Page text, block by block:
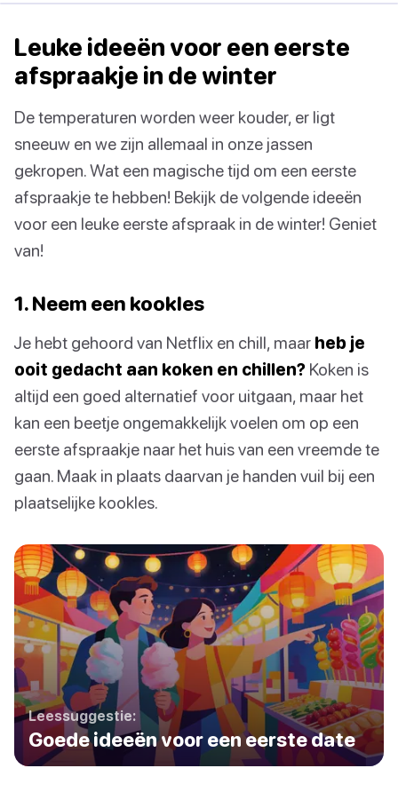
Leuke ideeën voor een eerste
afspraakje in de winter
De temperaturen worden weer kouder, er ligt
sneeuw en we zijn allemaal in onze jassen
gekropen. Wat een magische tijd om een eerste
afspraakje te hebben! Bekijk de volgende ideeën
voor een leuke eerste afspraak in de winter! Geniet
van!
1. Neem een kookles
Je hebt gehoord van Netflix en chill, maar heb je
ooit gedacht aan koken en chillen? Koken is
altijd een goed alternatief voor uitgaan, maar het
kan een beetje ongemakkelijk voelen om op een
eerste afspraakje naar het huis van een vreemde te
gaan. Maak in plaats daarvan je handen vuil bij een
plaatselijke kookles.
Leessuggestie:
Goede ideeën voor een eerste date